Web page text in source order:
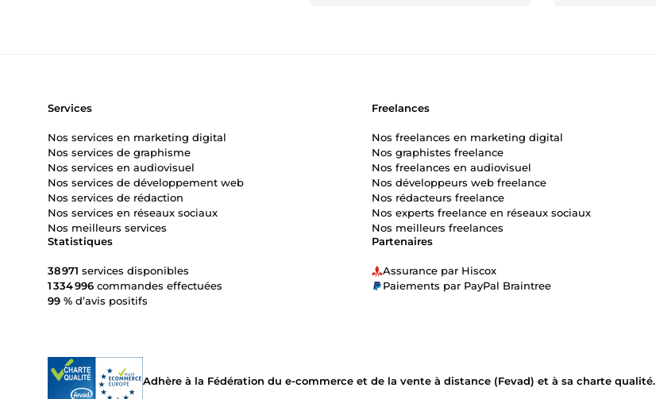
Partenaires
Assurance par Hiscox
Paiements par PayPal Braintree
Statistiques
38 971 services disponibles
1 334 996 commandes effectuées
99 % d’avis positifs
Services
Nos services en marketing digital
Nos services de graphisme
Nos services en audiovisuel
Nos services de développement web
Nos services de rédaction
Nos services en réseaux sociaux
Nos meilleurs services
Freelances
Nos freelances en marketing digital
Nos graphistes freelance
Nos freelances en audiovisuel
Nos développeurs web freelance
Nos rédacteurs freelance
Nos experts freelance en réseaux sociaux
Nos meilleurs freelances
Adhère à la Fédération du e-commerce et de la vente à distance (Fevad) et à sa charte qualité.